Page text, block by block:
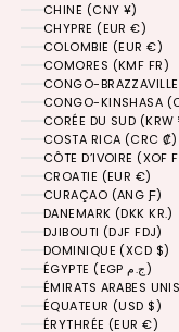
CHINE (CNY ¥)
CHYPRE (EUR €)
COLOMBIE (EUR €)
COMORES (KMF FR)
CONGO-
CONGO-KINSHASA
CORÉE DU SUD
COSTA RICA (CRC ₡)
CÔTE D’IVOIRE (XOF
CROATIE (EUR €)
CURAÇAO (ANG Ƒ)
DANEMARK (DKK KR.)
DJIBOUTI (DJF FDJ)
DOMINIQUE (XCD $)
ÉGYPTE (EGP ج.م)
ÉQUATEUR (USD $)
ÉRYTHRÉE (EUR €)